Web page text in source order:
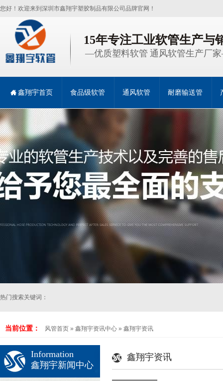
您好！欢迎来到深圳市鑫翔宇塑胶制品有限公司品牌官网！
15年专注工业软管生产与
—优质塑料软管 通风软管生产厂
鑫翔宇首页 食品级软管 通风软管 耐磨输送管
热门搜索关键词：
当前位置： 风管首页 » 鑫翔宇资讯中心 » 鑫翔宇资讯
Information
鑫翔宇新闻中心
鑫翔宇资讯